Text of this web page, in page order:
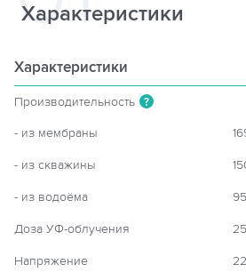
Характеристики
Характеристики
Производительность ?
- из мембраны
- из скважины
- из водоёма
Доза УФ-облучения
Напряжение